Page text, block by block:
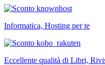
Informatica, Hosting per te
Eccellente qualità di Libri,